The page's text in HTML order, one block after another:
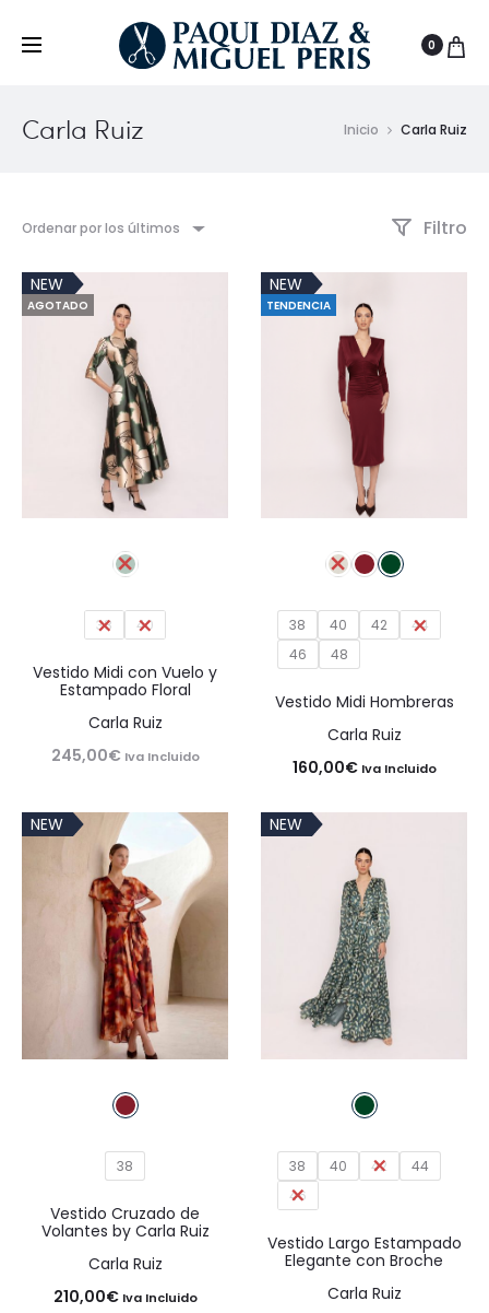
0
Carla Ruiz Inicio Carla Ruiz
Ordenar por los últimos Filtro
NEW
AGOTADO
38 40
Vestido Midi con Vuelo y
Estampado Floral
Carla Ruiz
245,00€ Iva Incluido
NEW
TENDENCIA
38 40 42
44
46
48
Vestido Midi Hombreras
Carla Ruiz
160,00€ Iva Incluido
NEW
38
Vestido Cruzado de
Volantes by Carla Ruiz
Carla Ruiz
210,00€ Iva Incluido
NEW
38 40 42
44
46
Vestido Largo Estampado
Elegante con Broche
Carla Ruiz